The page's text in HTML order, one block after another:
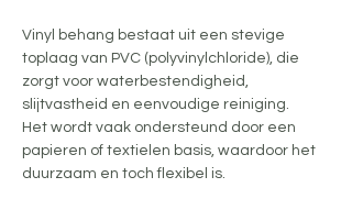
Vinyl behang bestaat uit een stevige
toplaag van PVC (polyvinylchloride), die
zorgt voor waterbestendigheid,
slijtvastheid en eenvoudige reiniging.
Het wordt vaak ondersteund door een
papieren of textielen basis, waardoor het
duurzaam en toch flexibel is.